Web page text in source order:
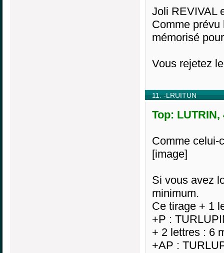
Joli REVIVAL
Comme
mémorisé
Vous rejetez
11. -LRUITUN
Top:
Comme celui-
[image]
Si vous avez
minimum.
Ce tirage + 1
+P :
+ 2 lettres : 6
+AP :